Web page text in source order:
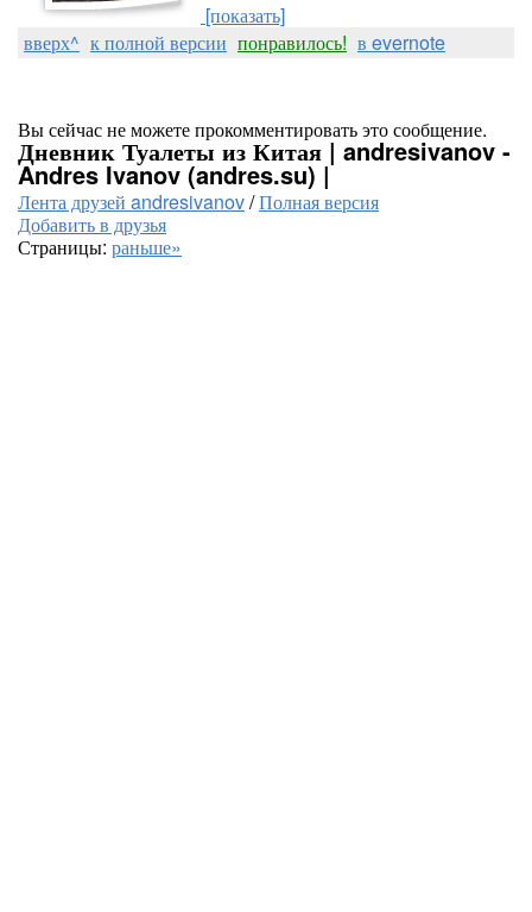
[показать]
вверх^ к полной версии понравилось! в evernote
Вы сейчас не можете прокомментировать это сообщение.
Дневник Туалеты из Китая | andresivanov -
Andres Ivanov (andres.su) |
Лента друзей andresivanov/Полная версия
Добавить в друзья
Страницы: раньше»